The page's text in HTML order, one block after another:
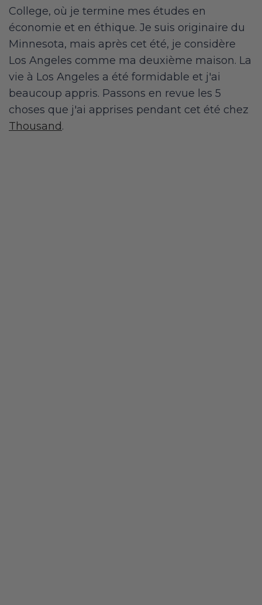
College, où je termine mes études en
économie et en éthique. Je suis originaire du
Minnesota, mais après cet été, je considère
Los Angeles comme ma deuxième maison. La
vie à Los Angeles a été formidable et j'ai
beaucoup appris. Passons en revue les 5
choses que j'ai apprises pendant cet été chez
Thousand.